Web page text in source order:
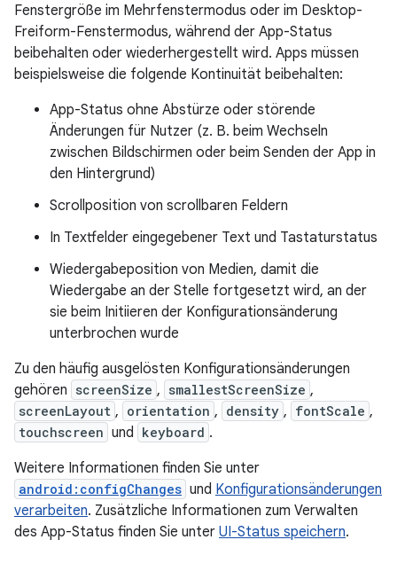
Fenstergröße im Mehrfenstermodus oder im Desktop-
Freiform-Fenstermodus, während der App-Status
beibehalten oder wiederhergestellt wird. Apps müssen
beispielsweise die folgende Kontinuität beibehalten:
App-Status ohne Abstürze oder störende
Änderungen für Nutzer (z. B. beim Wechseln
zwischen Bildschirmen oder beim Senden der App in
den Hintergrund)
Scrollposition von scrollbaren Feldern
In Textfelder eingegebener Text und Tastaturstatus
Wiedergabeposition von Medien, damit die
Wiedergabe an der Stelle fortgesetzt wird, an der
sie beim Initiieren der Konfigurationsänderung
unterbrochen wurde
Zu den häufig ausgelösten Konfigurationsänderungen
gehören screenSize , smallestScreenSize ,
screenLayout , orientation , density , fontScale ,
touchscreen und keyboard .
Weitere Informationen finden Sie unter
android:configChanges und Konfigurationsänderungen
verarbeiten. Zusätzliche Informationen zum Verwalten
des App-Status finden Sie unter UI-Status speichern.